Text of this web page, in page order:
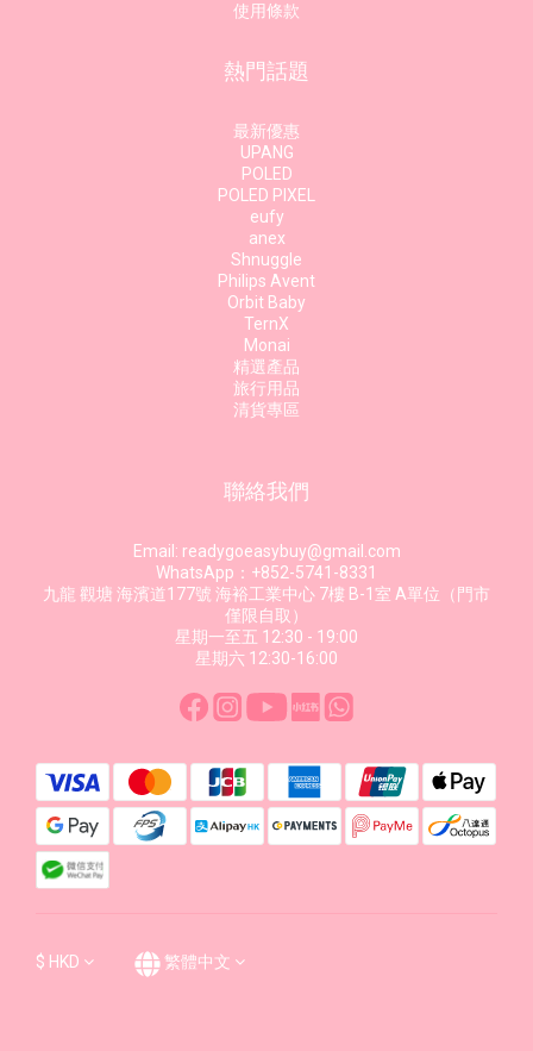
使用條款
熱門話題
最新優惠
UPANG
POLED
POLED PIXEL
eufy
anex
Shnuggle
Philips Avent
Orbit Baby
TernX
Monai
精選產品
旅行用品
清貨專區
聯絡我們
Email: readygoeasybuy@gmail.com
WhatsApp：+852-5741-8331
九龍 觀塘 海濱道177號 海裕工業中心 7樓 B-1室 A單位（門市
僅限自取）
星期一至五 12:30 - 19:00
星期六 12:30-16:00
$ HKD 繁體中文